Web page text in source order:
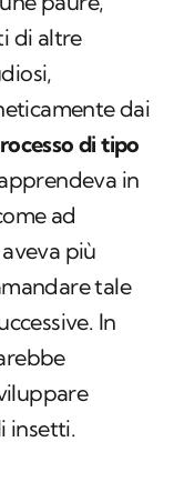
di altre
dai
di tipo
in
ad
più
tale
In
insetti.